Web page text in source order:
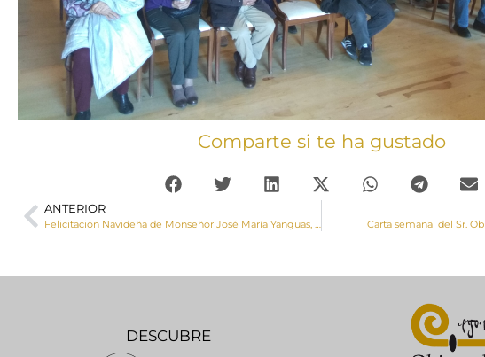
Comparte si te ha gustado
ANTERIOR
Felicitación Navideña de Monseñor José María Yanguas, Obispo de Cuenca Carta semanal del Sr.
DESCUBRE